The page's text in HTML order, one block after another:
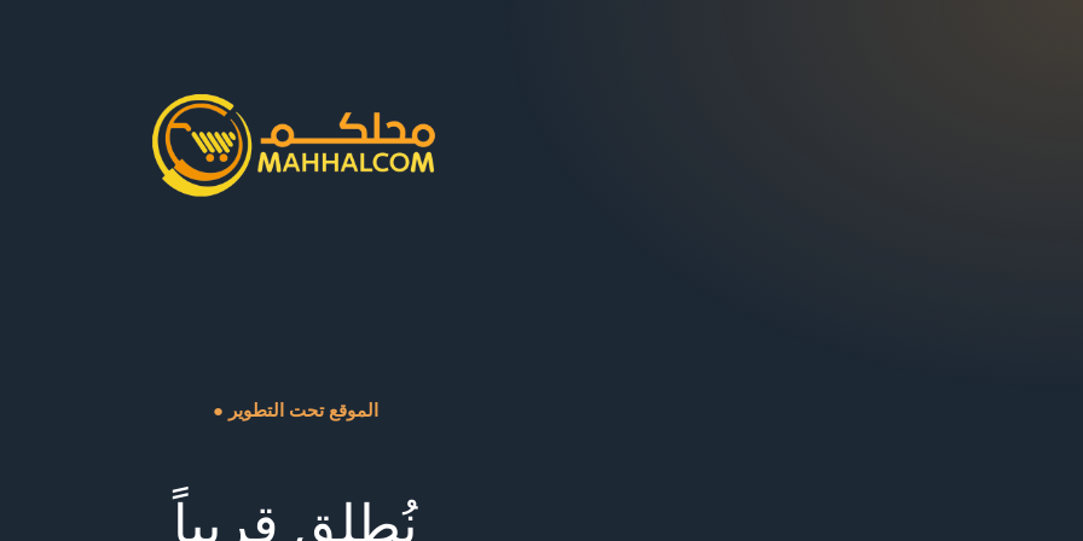
● الموقع تحت التطوير
نُطلق قريباً